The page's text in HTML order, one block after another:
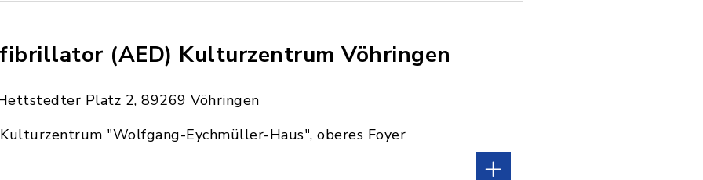
(AED) Kulturzentrum Vöhringen
Platz 2, 89269 Vöhringen
"Wolfgang-Eychmüller-Haus", oberes Foyer